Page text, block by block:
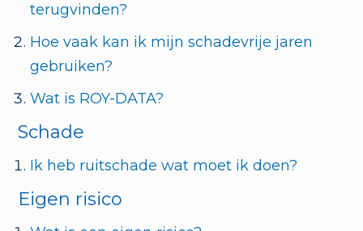
terugvinden?
Hoe vaak kan ik mijn schadevrije jaren
gebruiken?
Wat is ROY-DATA?
Schade
Ik heb ruitschade wat moet ik doen?
Eigen risico